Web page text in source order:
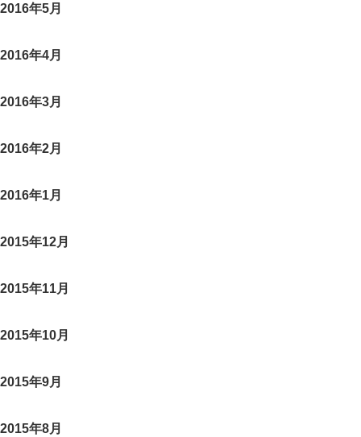
2016年5月
2016年4月
2016年3月
2016年2月
2016年1月
2015年12月
2015年11月
2015年10月
2015年9月
2015年8月